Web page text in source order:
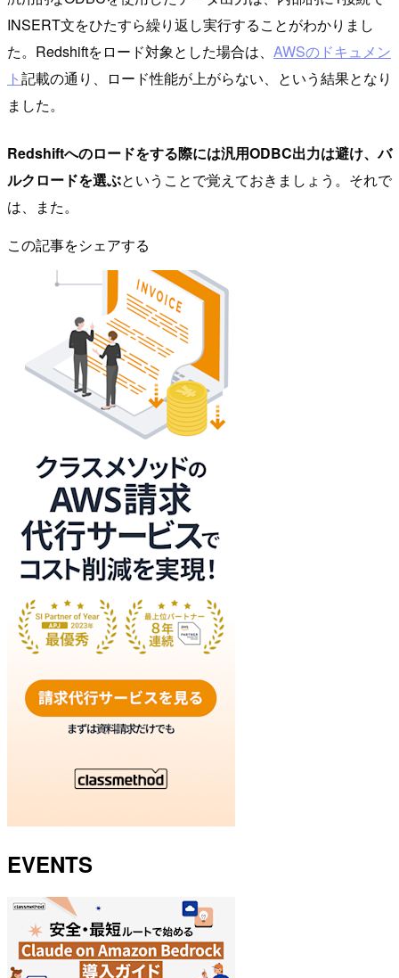
INSERT文をひたすら繰り返し実行することがわかりまし
た。Redshiftをロード対象とした場合は、 AWSのドキュメン
ト記載の通り、ロード性能が上がらない、という結果となり
ました。
Redshiftへのロードをする際には汎用ODBC出力は避け、バ
ルクロードを選ぶということで覚えておきましょう。それで
は、また。
この記事をシェアする
EVENTS